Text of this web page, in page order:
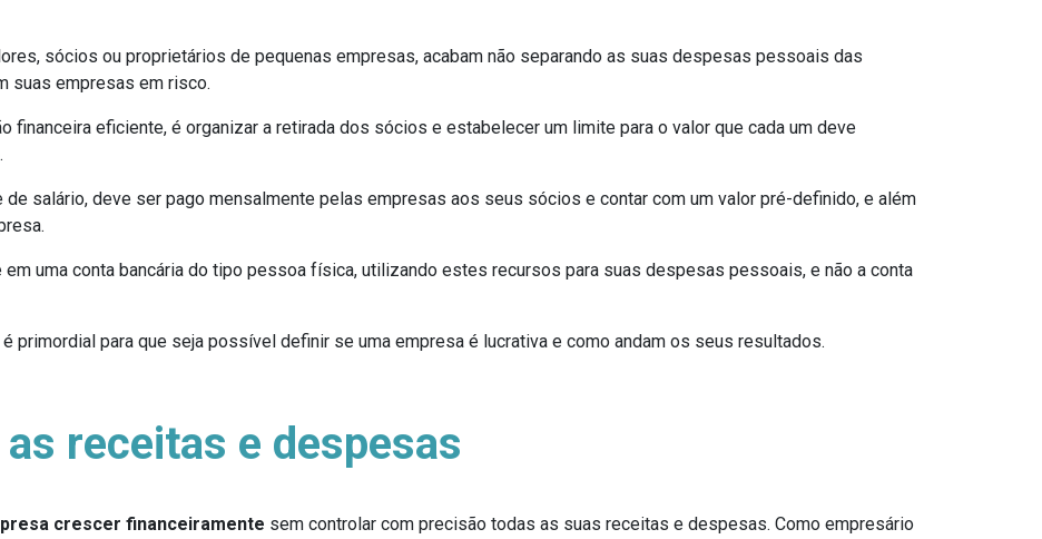
sócios ou proprietários de pequenas empresas, acabam não separando as suas despesas pessoais das
suas empresas em risco.
financeira eficiente, é organizar a retirada dos sócios e estabelecer um limite para o valor que cada um deve
de salário, deve ser pago mensalmente pelas empresas aos seus sócios e contar com um valor pré-definido, e além
uma conta bancária do tipo pessoa física, utilizando estes recursos para suas despesas pessoais, e não a conta
primordial para que seja possível definir se uma empresa é lucrativa e como andam os seus resultados.
receitas e despesas
crescer financeiramente sem controlar com precisão todas as suas receitas e despesas. Como empresário